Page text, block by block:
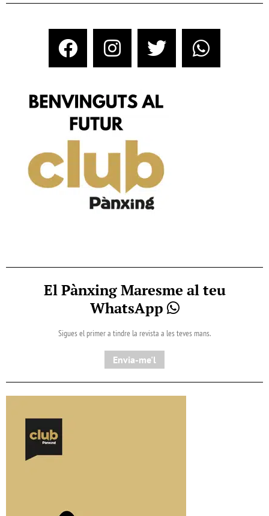
El Pànxing Maresme al teu
WhatsApp
Sigues el primer a tindre la revista a les teves mans.
Envia-me'l